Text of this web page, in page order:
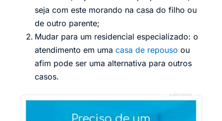
seja com este morando na casa do filho ou
de outro parente;
Mudar para um residencial especializado: o
atendimento em uma casa de repouso ou
afim pode ser uma alternativa para outros
casos.